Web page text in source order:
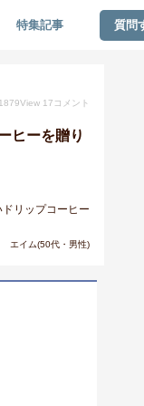
特集記事 質問
1879View 17 コメント
ヒーを贈り
リップコーヒー
エイム(50代・男性)